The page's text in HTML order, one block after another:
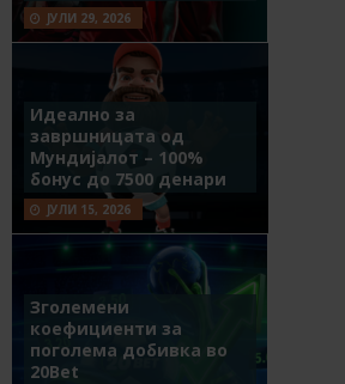
ЈУЛИ 29, 2026
Идеално за
завршницата од
Мундијалот – 100%
бонус до 7500 денари
ЈУЛИ 15, 2026
Зголемени
коефициенти за
поголема добивка во
20Bet